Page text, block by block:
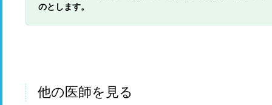
のとします。
他の医師を見る